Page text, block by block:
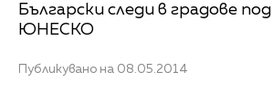
Български следи в градове
ЮНЕСКО
Публикувано на 08.05.2014